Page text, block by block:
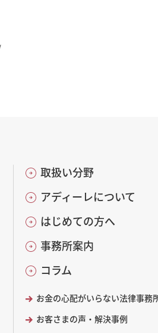
取扱い分野
アディーレについて
はじめての方へ
事務所案内
コラム
お金の心配がいらない法律事務
お客さまの声・解決事例